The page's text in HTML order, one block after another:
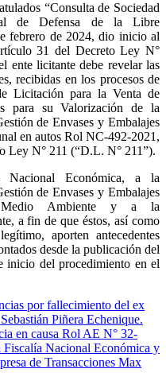
“Consulta de Sociedad
de Defensa de la Libre
febrero de 2024, dio inicio al
31 del Decreto Ley N°
ente licitante debe revelar las
recibidas en los procesos de
Licitación para la Venta de
para su Valorización de la
de Envases y Embalajes
en autos Rol NC-492-2021,
Ley N° 211 (“D.L. N° 211”).
Económica, a la
de Envases y Embalajes
Ambiente y a la
a fin de que éstos, así como
aporten antecedentes
desde la publicación del
inicio del procedimiento en el
por fallecimiento del ex
Piñera Echenique.
en causa Rol AE N° 32-
Nacional Económica y
de Transacciones Max